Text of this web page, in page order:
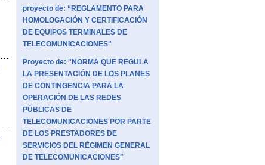
proyecto de: “REGLAMENTO PARA
HOMOLOGACIÓN Y CERTIFICACIÓN
DE EQUIPOS TERMINALES DE
TELECOMUNICACIONES"
Proyecto de: "NORMA QUE REGULA
LA PRESENTACIÓN DE LOS PLANES
DE CONTINGENCIA PARA LA
OPERACIÓN DE LAS REDES
PÚBLICAS DE
TELECOMUNICACIONES POR PARTE
DE LOS PRESTADORES DE
SERVICIOS DEL RÉGIMEN GENERAL
DE TELECOMUNICACIONES"